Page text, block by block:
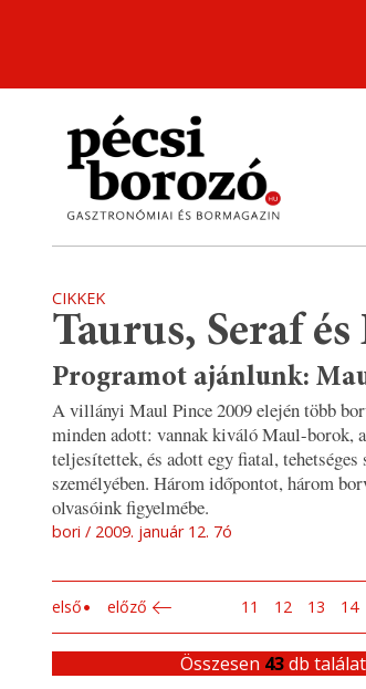
CIKKEK
Taurus, Seraf
Programot ajánlunk:
A villányi Maul Pince 2009 elején több
minden adott: vannak kiváló Maul-borok,
teljesítettek, és adott egy fiatal,
személyében. Három időpontot, három
olvasóink figyelmébe.
bori 2009. január 12. 7ó
első előző 11 12 13 14
Összesen 43db